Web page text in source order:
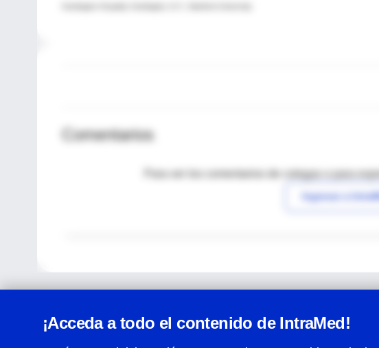
Comentarios
Para ver los comentarios de colegas o para
Ingresar a
¡Acceda a todo el contenido de IntraMed!